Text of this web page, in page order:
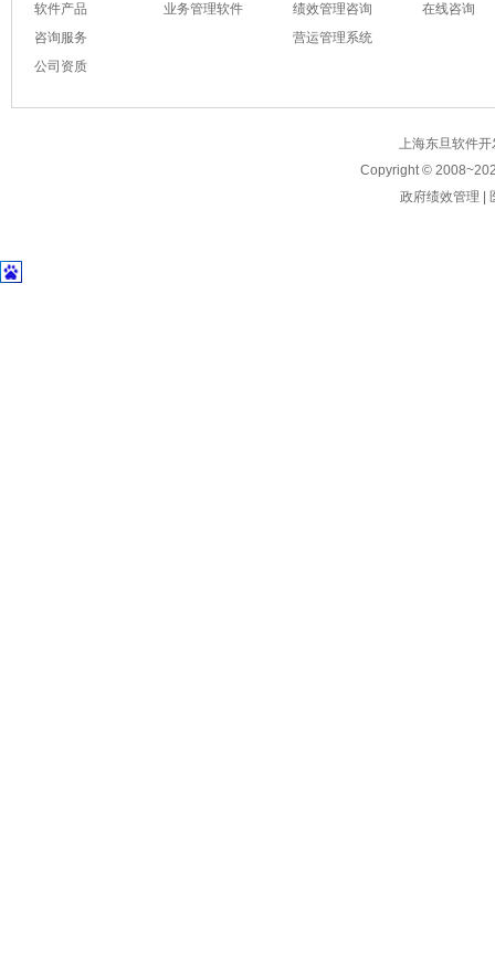
软件产品
咨询服务
公司资质
业务管理软件
绩效管理咨询
营运管理系统
在线咨询
上海东旦软件
Copyright © 2008~
政府绩效管理